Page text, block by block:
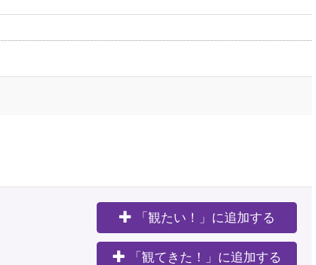
「観たい！」に追加する
「観てきた！」に追加する